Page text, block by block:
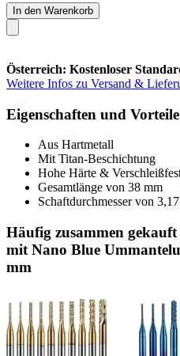
In den Warenkorb
Österreich: Kostenloser
Weitere Infos zu Versand &
Eigenschaften und Vorteile
Aus Hartmetall
Mit Titan-Beschichtung
Hohe Härte &
Gesamtlänge von 38 mm
Schaftdurchmesser von
Häufig zusammen
mit Nano Blue
mm